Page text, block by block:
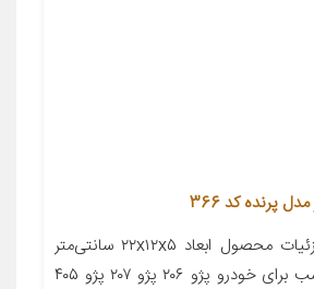
پرنده کد 366
معرفی محصول جزئیات محصول ابعاد ۲۲x۱۲x۵ سانتی‌متر
جنس ویسکوز مناسب برای خودرو پژو ۲۰۶ پژو ۲۰۷ پژو ۴۰۵